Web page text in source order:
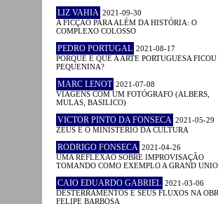
LIZ VAHIA 2021-09-30
A FICÇÃO PARA ALÉM DA HISTÓRIA: O
COMPLEXO COLOSSO
PEDRO PORTUGAL 2021-08-17
PORQUE É QUE A ARTE PORTUGUESA
PEQUENINA?
MARC LENOT 2021-07-08
VIAGENS COM UM FOTÓGRAFO (ALBERS,
MULAS, BASILICO)
VICTOR PINTO DA FONSECA 2021-05-29
ZEUS E O MINISTÉRIO DA CULTURA
RODRIGO FONSECA 2021-04-26
UMA REFLEXÃO SOBRE IMPROVISAÇÃO
TOMANDO COMO EXEMPLO A GRAND
CAIO EDUARDO GABRIEL 2021-03-06
DESTERRAMENTOS E SEUS FLUXOS NA
FELIPE BARBOSA